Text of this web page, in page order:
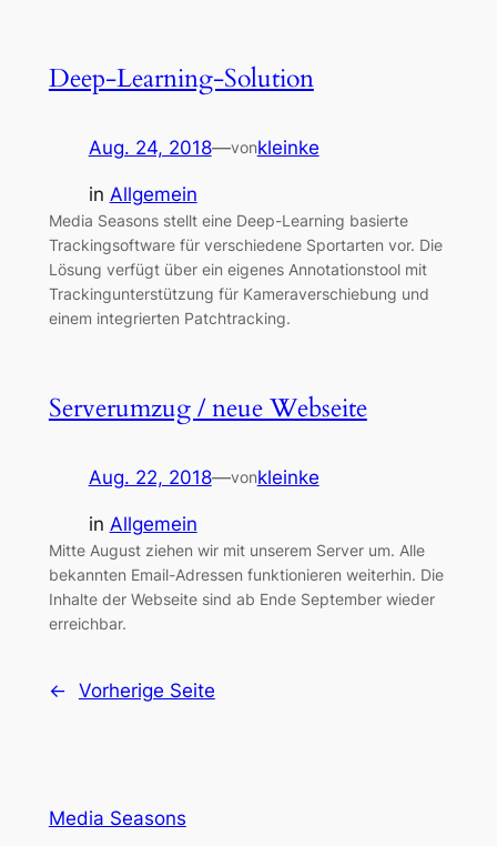
Deep-Learning-Solution
Aug. 24, 2018—vonkleinke
in Allgemein
Media Seasons stellt eine Deep-Learning basierte
Trackingsoftware für verschiedene Sportarten vor. Die
Lösung verfügt über ein eigenes Annotationstool mit
Trackingunterstützung für Kameraverschiebung und
einem integrierten Patchtracking.
Serverumzug / neue Webseite
Aug. 22, 2018—vonkleinke
in Allgemein
Mitte August ziehen wir mit unserem Server um. Alle
bekannten Email-Adressen funktionieren weiterhin. Die
Inhalte der Webseite sind ab Ende September wieder
erreichbar.
← Vorherige Seite
Media Seasons